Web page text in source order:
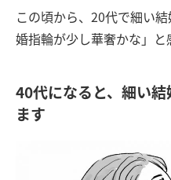
この頃から、20代で細い
婚指輪が少し華奢かな」と
40代になると、細い
ます